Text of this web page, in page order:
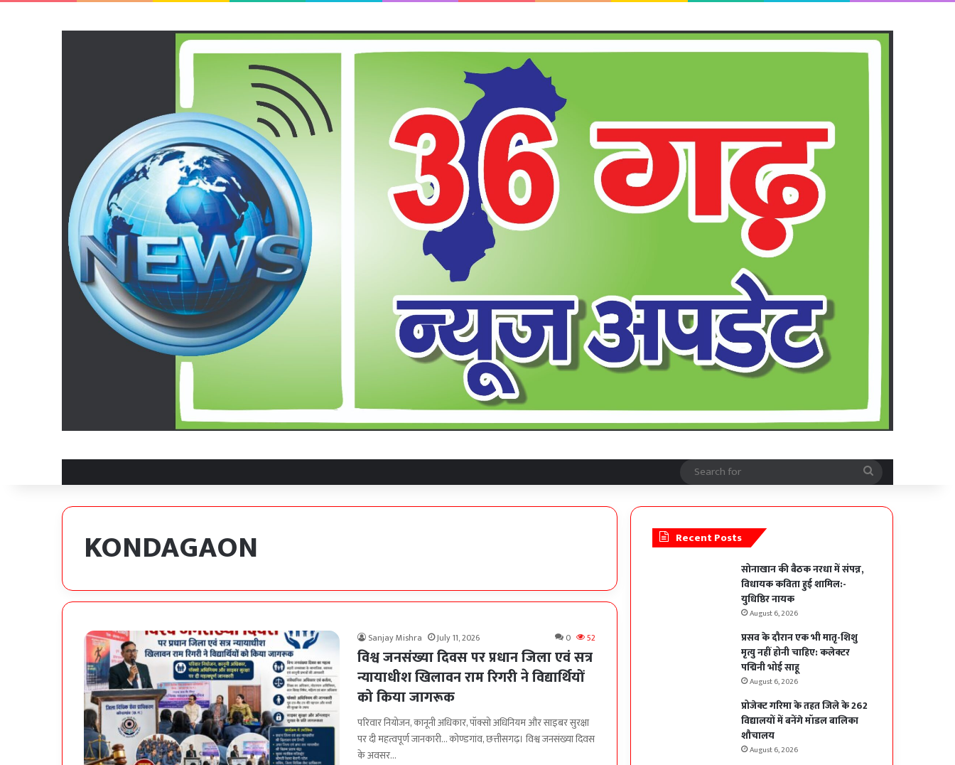
Search
KONDAGAON
Sanjay Mishra July 11, 2026 0 52
विश्व जनसंख्या दिवस पर प्रधान जिला एवं सत्र
न्यायाधीश खिलावन राम रिगरी ने विद्यार्थियों
को किया जागरूक
परिवार नियोजन, कानूनी अधिकार, पॉक्सो अधिनियम और साइबर सुरक्षा
पर दी महत्वपूर्ण जानकारी… कोण्डगांव, छत्तीसगढ़। विश्व जनसंख्या दिवस
के अवसर…
Recent Posts
सोनाखान की बैठक नरधा में संपन्न,
विधायक कविता हुई शामिल:-
युधिष्ठिर नायक
August 6, 2026
प्रसव के दौरान एक भी मातृ-शिशु
मृत्यु नहीं होनी चाहिए: कलेक्टर
पद्मिनी भोई साहू
August 6, 2026
प्रोजेक्ट गरिमा के तहत जिले के 262
विद्यालयों में बनेंगे मॉडल बालिका
शौचालय
August 6, 2026